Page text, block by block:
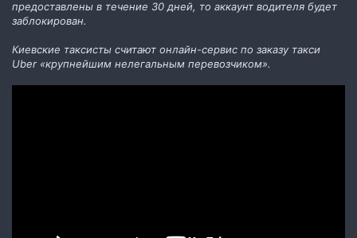
предоставлены в течение 30 дней, то аккаунт водителя будет
заблокирован.
Киевские таксисты считают онлайн-сервис по заказу такси
Uber «крупнейшим нелегальным перевозчиком».